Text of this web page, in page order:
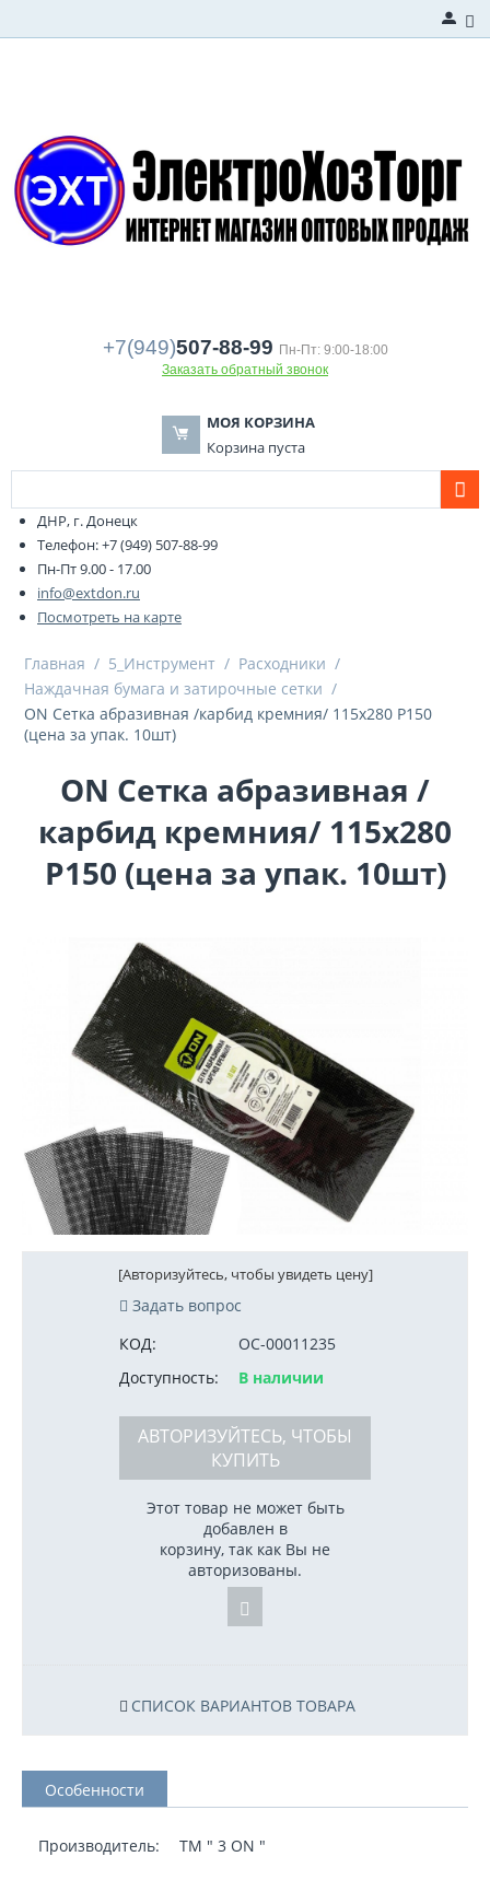
+7(949)507-88-99 Пн-Пт: 9:00-18:00
Заказать обратный звонок
МОЯ КОРЗИНА
Корзина пуста
ДНР, г. Донецк
Телефон: +7 (949) 507-88-99
Пн-Пт 9.00 - 17.00
info@extdon.ru
Посмотреть на карте
Главная / 5_Инструмент / Расходники /
Наждачная бумага и затирочные сетки /
ON Сетка абразивная /карбид кремния/ 115х280 Р150
(цена за упак. 10шт)
ON Сетка абразивная /
карбид кремния/ 115х280
Р150 (цена за упак. 10шт)
[Авторизуйтесь, чтобы увидеть цену]
Задать вопрос
КОД:
ОС-00011235
Доступность:
В наличии
АВТОРИЗУЙТЕСЬ, ЧТОБЫ
КУПИТЬ
Этот товар не может быть
добавлен в
корзину, так как Вы не
авторизованы.
СПИСОК ВАРИАНТОВ ТОВАРА
Особенности
Производитель: TM " 3 ON "